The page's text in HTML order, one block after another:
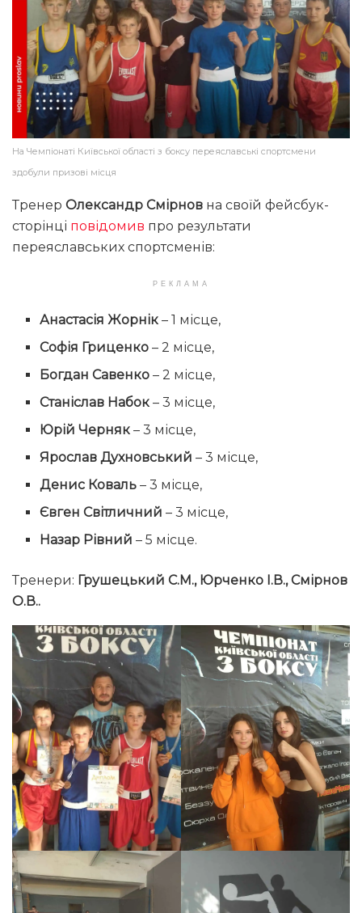
На Чемпіонаті Київської області з боксу переяславські спортсмени
здобули призові місця
Тренер Олександр Смірнов на своїй фейсбук-
сторінці повідомив про результати
переяславських спортсменів:
РЕКЛАМА
Анастасія Жорнік – 1 місце,
Софія Гриценко – 2 місце,
Богдан Савенко – 2 місце,
Станіслав Набок – 3 місце,
Юрій Черняк– 3 місце,
Ярослав Духновський– 3 місце,
Денис Коваль – 3 місце,
Євген Світличний – 3 місце,
Назар Рівний– 5 місце.
Тренери: Грушецький С.М., Юрченко І.В., Смірнов
О.В..